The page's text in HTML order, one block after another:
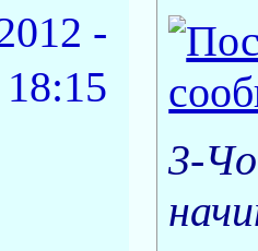
-
18:15
3-